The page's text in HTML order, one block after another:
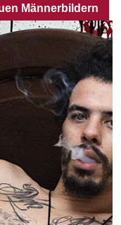
Männerbildern